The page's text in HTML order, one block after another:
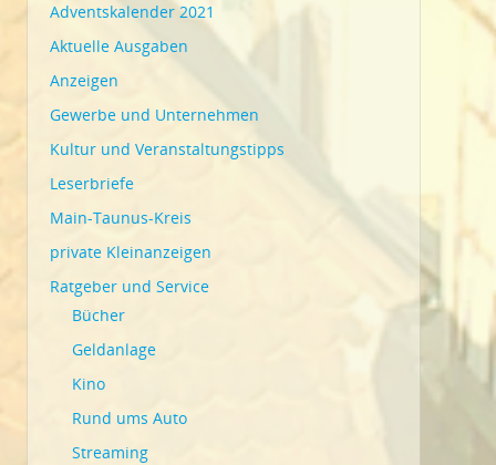
Adventskalender 2021
Aktuelle Ausgaben
Anzeigen
Gewerbe und Unternehmen
Kultur und Veranstaltungstipps
Leserbriefe
Main-Taunus-Kreis
private Kleinanzeigen
Ratgeber und Service
Bücher
Geldanlage
Kino
Rund ums Auto
Streaming